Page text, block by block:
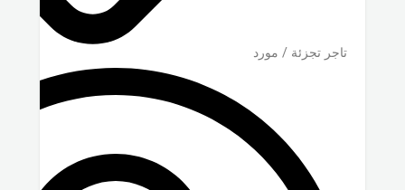
تاجر تجزئة / مورد